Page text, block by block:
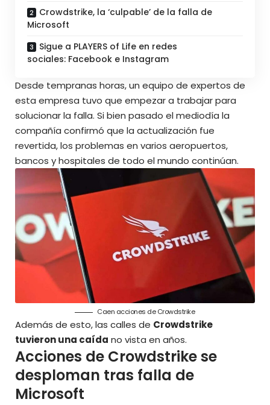
Crowdstrike, la ‘culpable’ de la falla de
Microsoft
Sigue a PLAYERS of Life en redes
sociales: Facebook e Instagram
Desde tempranas horas, un equipo de expertos de
esta empresa tuvo que empezar a trabajar para
solucionar la falla. Si bien pasado el mediodía la
compañía confirmó que la actualización fue
revertida, los problemas en varios aeropuertos,
bancos y hospitales de todo el mundo continúan.
Caen acciones de Crowdstrike
Además de esto, las calles de Crowdstrike
tuvieron una caída no vista en años.
Acciones de Crowdstrike se
desploman tras falla de
Microsoft